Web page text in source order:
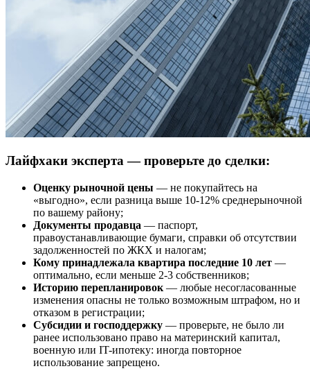
Лайфхаки эксперта — проверьте до сделки:
Оценку рыночной цены — не покупайтесь на
«выгодно», если разница выше 10-12% среднерыночной
по вашему району;
Документы продавца — паспорт,
правоустанавливающие бумаги, справки об отсутствии
задолженностей по ЖКХ и налогам;
Кому принадлежала квартира последние 10 лет —
оптимально, если меньше 2-3 собственников;
Историю перепланировок — любые несогласованные
изменения опасны не только возможным штрафом, но и
отказом в регистрации;
Субсидии и господдержку — проверьте, не было ли
ранее использовано право на материнский капитал,
военную или IT-ипотеку: иногда повторное
использование запрещено.